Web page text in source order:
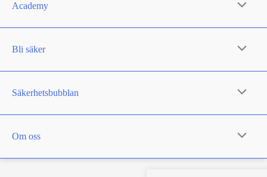
Academy
Bli säker
Säkerhetsbubblan
Om oss